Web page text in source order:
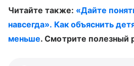
Читайте также: «Дайте
навсегда». Как объяснить
меньше. Смотрите полезный